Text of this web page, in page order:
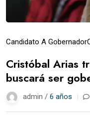
Candidato A Gobernador
Cristóbal Arias
buscará ser
admin / 6 años